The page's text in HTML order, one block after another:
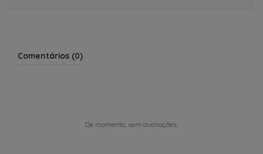
Comentários (0)
De momento, sem avaliações.